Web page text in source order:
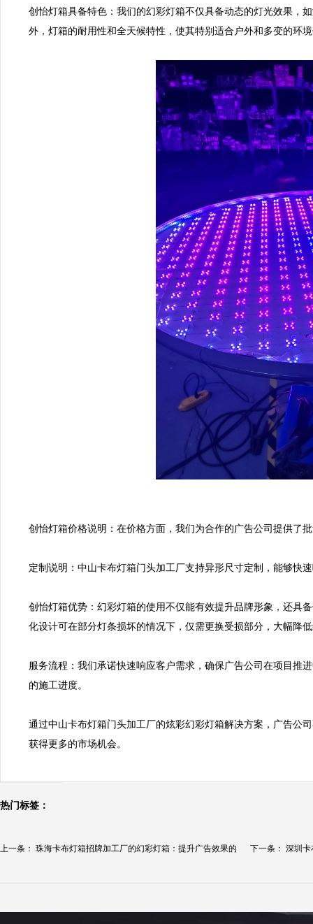
创怡灯箱具备特色：我们的幻彩灯箱不仅具备动态的灯光效果，
外，灯箱的耐用性和全天候特性，使其特别适合户外和多变的环
创怡灯箱价格说明：在价格方面，我们为合作的广告公司提供了
定制说明：中山卡布灯箱门头加工厂支持异形尺寸定制，能够快
创怡灯箱优势：幻彩灯箱的使用不仅能有效提升品牌形象，还具
化设计可在部分灯条损坏的情况下，仅需更换受损部分，大幅降
服务流程：我们承诺快速响应客户需求，确保广告公司在项目推
的施工进度。
通过中山卡布灯箱门头加工厂的炫彩幻彩灯箱解决方案，广告公
获得更多的市场机会。
热门标签：
上一条： 珠海卡布灯箱招牌加工厂的幻彩灯箱：提升广告效果的
下一条： 深圳卡